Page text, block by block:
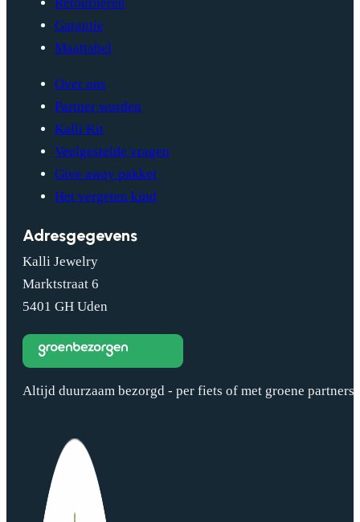
Retourneren
Garantie
Maattabel
Over ons
Partner worden
Kalli Kit
Veelgestelde vragen
Give away pakket
Het vergeten kind
Adresgegevens
Kalli Jewelry
Marktstraat 6
5401 GH Uden
Altijd duurzaam bezorgd - per fiets of met groene partners